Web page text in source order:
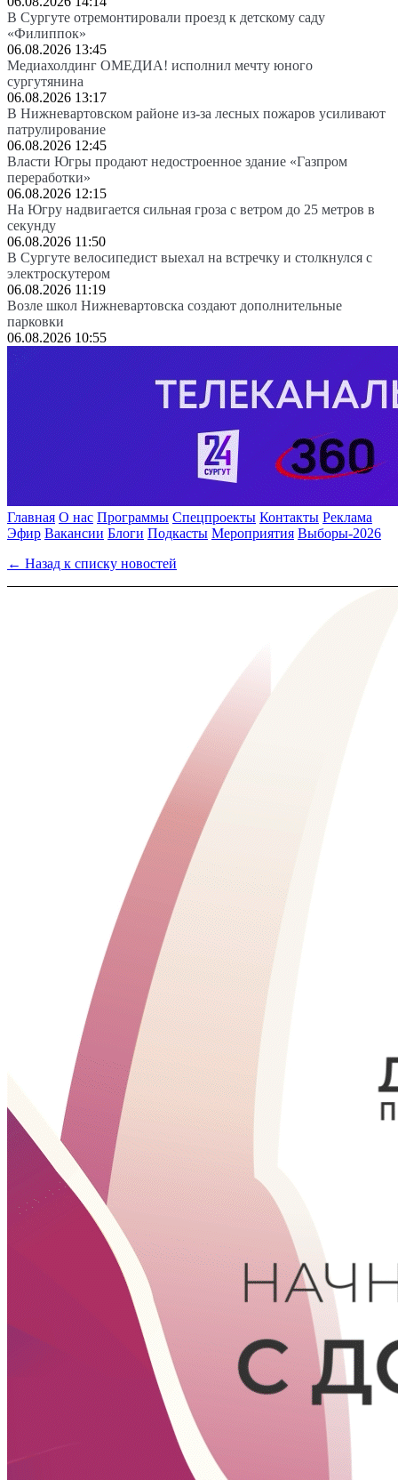
В Сургуте отремонтировали проезд к детскому саду
«Филиппок»
06.08.2026 13:45
Медиахолдинг ОМЕДИА! исполнил мечту юного
сургутянина
06.08.2026 13:17
В Нижневартовском районе из-за лесных пожаров усиливают
патрулирование
06.08.2026 12:45
Власти Югры продают недостроенное здание «Газпром
переработки»
06.08.2026 12:15
На Югру надвигается сильная гроза с ветром до 25 метров в
секунду
06.08.2026 11:50
В Сургуте велосипедист выехал на встречку и столкнулся с
электроскутером
06.08.2026 11:19
Возле школ Нижневартовска создают дополнительные
парковки
06.08.2026 10:55
Главная О нас Программы Спецпроекты Контакты Реклама
Эфир Вакансии Блоги Подкасты Мероприятия Выборы-2026
← Назад к списку новостей